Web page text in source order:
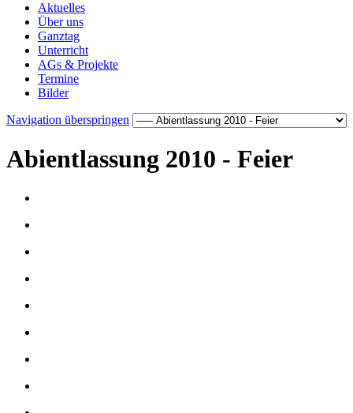
Aktuelles
Über uns
Ganztag
Unterricht
AGs & Projekte
Termine
Bilder
Navigation überspringen
Abientlassung 2010 - Feier